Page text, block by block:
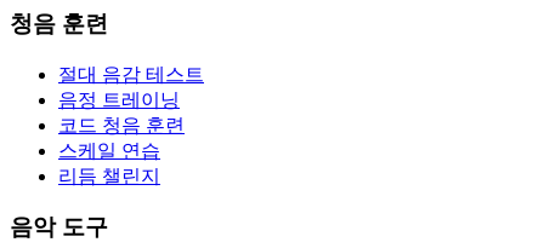
청음 훈련
절대 음감 테스트
음정 트레이닝
코드 청음 훈련
스케일 연습
리듬 챌린지
음악 도구